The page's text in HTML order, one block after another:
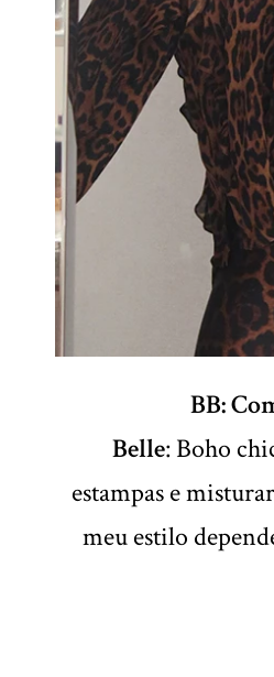
BB:
Belle: Boho
estampas e
meu estilo